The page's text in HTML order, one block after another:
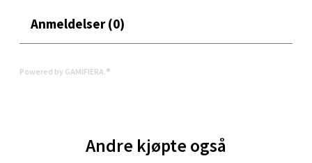
Anmeldelser (0)
Powered by GAMIFIERA.®
Andre kjøpte også
0 i butikk